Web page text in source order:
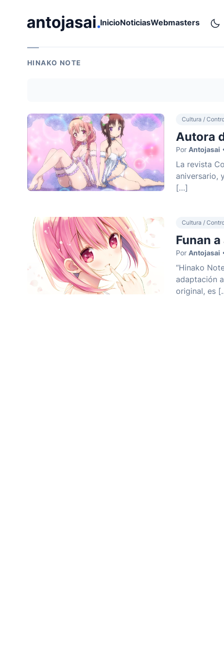
InicioNoticiasWebmasters
HINAKO NOTE
Autora
Cultura /
Por Antojasai
La revista
aniversario,
[…]
Funan
Cultura /
Por Antojasai
“Hinako
adaptación
original, es